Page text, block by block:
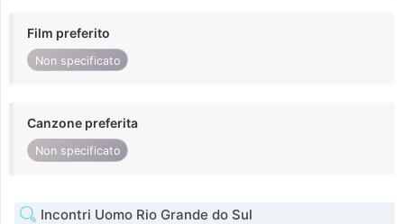
Film preferito
Non specificato
Canzone preferita
Non specificato
Incontri Uomo Rio Grande do Sul